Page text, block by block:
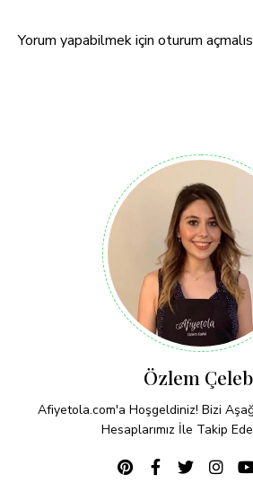
Yorum yapabilmek için oturum
Özlem
Afiyetola.com'a Hoşgeldiniz! Bizi
Hesaplarımız İle Takip